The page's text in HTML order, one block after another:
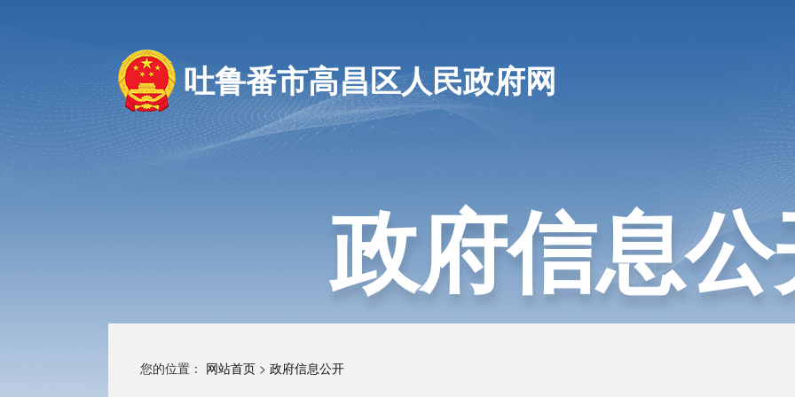
吐鲁番市高昌区人民政府网
政府信息
您的位置： 网站首页 > 政府信息公开